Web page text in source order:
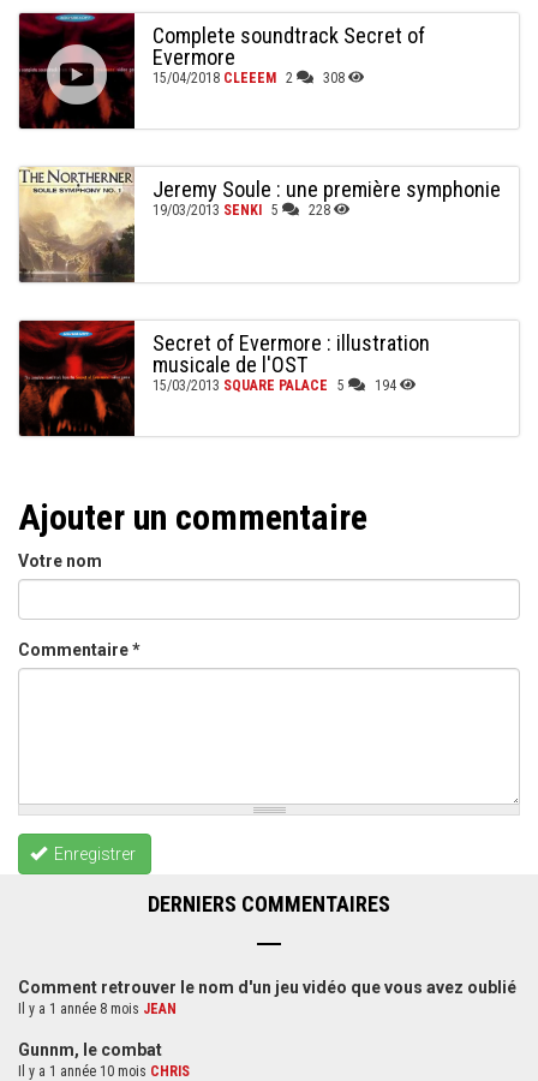
Complete soundtrack Secret of
Evermore
15/04/2018 CLEEEM 2 308
Jeremy Soule : une première symphonie
19/03/2013 SENKI 5 228
Secret of Evermore : illustration
musicale de l'OST
15/03/2013 SQUARE PALACE 5 194
Ajouter un commentaire
Votre nom
Commentaire*
Enregistrer
DERNIERS COMMENTAIRES
Comment retrouver le nom d'un jeu vidéo que vous avez oublié
Il y a 1 année 8 mois JEAN
Gunnm, le combat
Il y a 1 année 10 mois CHRIS